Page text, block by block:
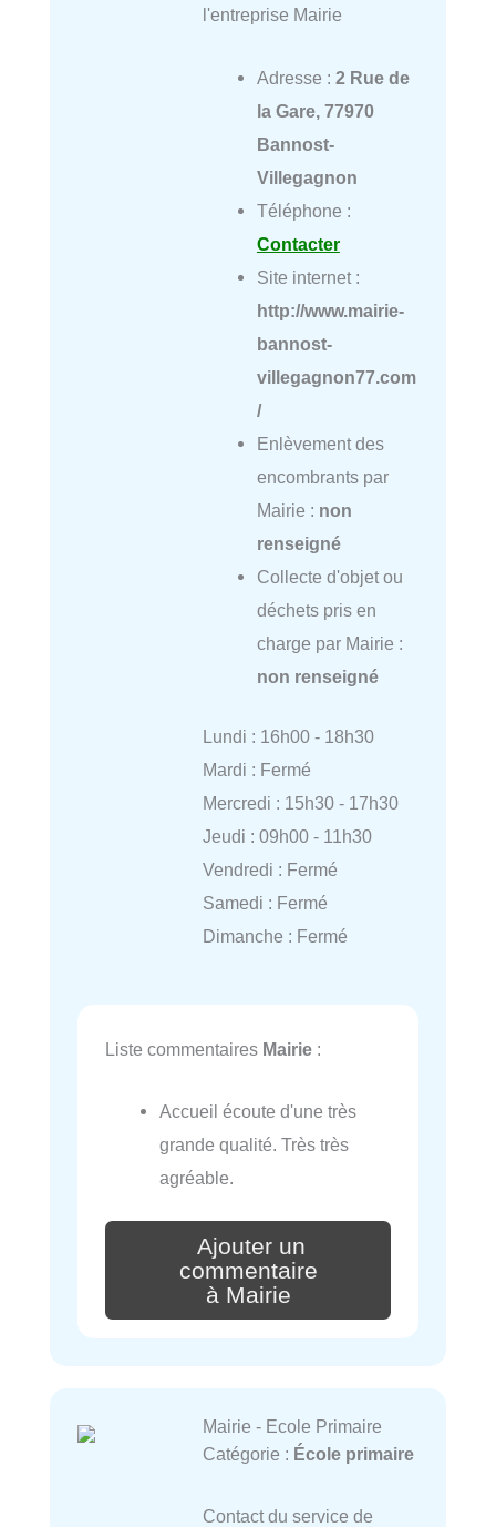
l'entreprise Mairie
Adresse : 2 Rue de
la Gare, 77970
Bannost-
Villegagnon
Téléphone :
Contacter
Site internet :
http://www.mairie-
bannost-
villegagnon77.com
/
Enlèvement des
encombrants par
Mairie : non
renseigné
Collecte d'objet ou
déchets pris en
charge par Mairie :
non renseigné
Lundi : 16h00 - 18h30
Mardi : Fermé
Mercredi : 15h30 - 17h30
Jeudi : 09h00 - 11h30
Vendredi : Fermé
Samedi : Fermé
Dimanche : Fermé
Liste commentaires Mairie :
Accueil écoute d'une très
grande qualité. Très très
agréable.
Ajouter un
commentaire
à Mairie
Mairie - Ecole Primaire
Catégorie : École primaire
Contact du service de